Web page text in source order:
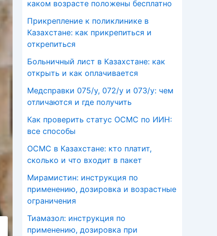
каком возрасте положены бесплатно
Прикрепление к поликлинике в
Казахстане: как прикрепиться и
открепиться
Больничный лист в Казахстане: как
открыть и как оплачивается
Медсправки 075/у, 072/у и 073/у: чем
отличаются и где получить
Как проверить статус ОСМС по ИИН:
все способы
ОСМС в Казахстане: кто платит,
сколько и что входит в пакет
Мирамистин: инструкция по
применению, дозировка и возрастные
ограничения
Тиамазол: инструкция по
применению, дозировка при